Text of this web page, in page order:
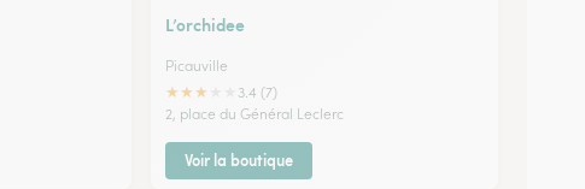
L’orchidee
Picauville
★★★
3.4 (7)
2, place du Général Leclerc
Voir la boutique